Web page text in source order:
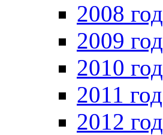
2008 год
2009 год
2010 год
2011 год
2012 год